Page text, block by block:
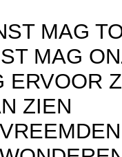
MAG
MAG
ERVOOR
ZIEN